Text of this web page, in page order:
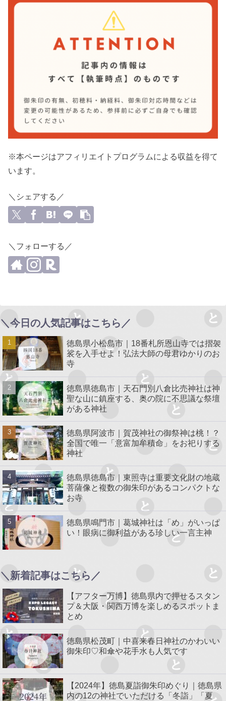
※本ページはアフィリエイトプログラムによる収益を得て
います。
＼シェアする／
＼フォローする／
＼今日の人気記事はこちら／
徳島県小松島市｜18番札所恩山寺では摺袈
裟を入手せよ！弘法大師の母君ゆかりのお
寺
徳島県徳島市｜天石門別八倉比売神社は神
聖な山に鎮座する、奥の院に不思議な祭壇
がある神社
徳島県阿波市｜賀茂神社の御祭神は桃！？
全国で唯一「意富加牟積命」をお祀りする
神社
徳島県徳島市｜東照寺は重要文化財の地蔵
菩薩像と複数の御朱印があるコンパクトな
お寺
徳島県鳴門市｜葛城神社は「め」がいっぱ
い！眼病に御利益がある珍しい一言主神
＼新着記事はこちら／
【アフター万博】徳島県内で押せるスタン
プ＆大阪・関西万博を楽しめるスポットま
とめ
徳島県松茂町｜中喜来春日神社のかわいい
御朱印♡和傘や花手水も人気です
【2024年】徳島夏詣御朱印めぐり｜徳島県
内の12の神社でいただける「冬詣」「夏